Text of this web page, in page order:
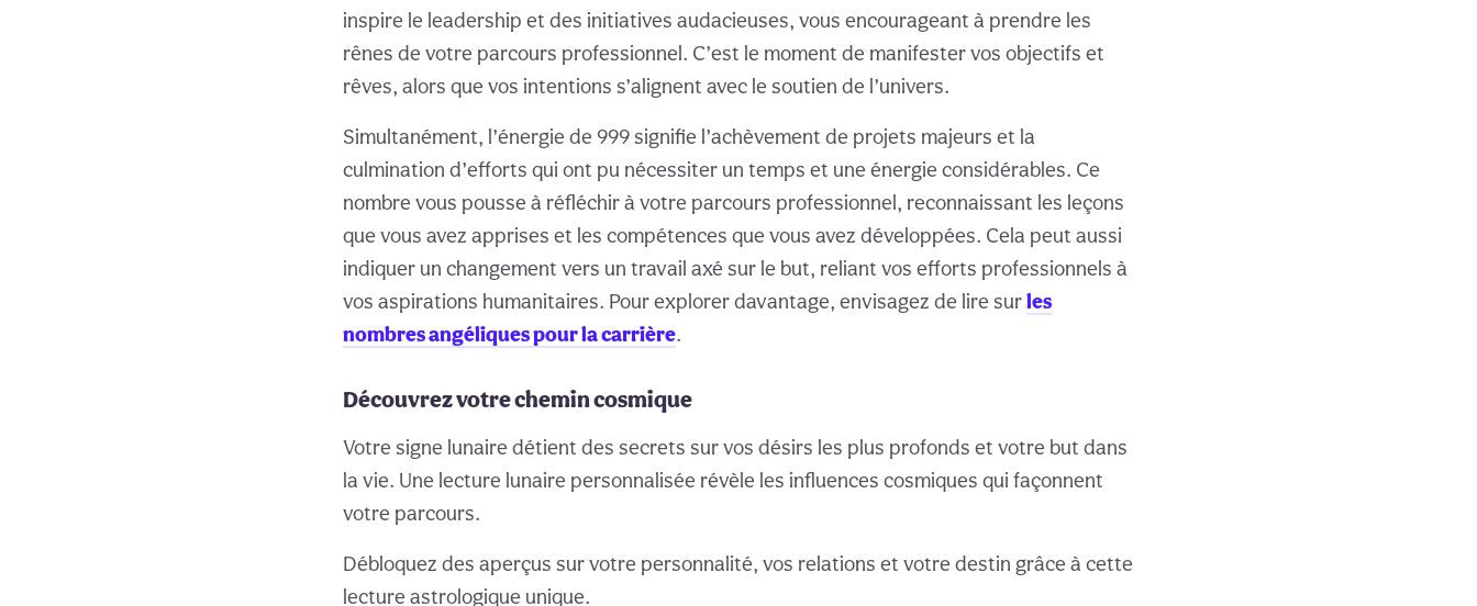
inspire le leadership et des initiatives audacieuses, vous encourageant à prendre les
rênes de votre parcours professionnel. C’est le moment de manifester vos objectifs et
rêves, alors que vos intentions s’alignent avec le soutien de l’univers.
Simultanément, l’énergie de 999 signifie l’achèvement de projets majeurs et la
culmination d’efforts qui ont pu nécessiter un temps et une énergie considérables. Ce
nombre vous pousse à réfléchir à votre parcours professionnel, reconnaissant les leçons
que vous avez apprises et les compétences que vous avez développées. Cela peut aussi
indiquer un changement vers un travail axé sur le but, reliant vos efforts professionnels à
vos aspirations humanitaires. Pour explorer davantage, envisagez de lire surles
nombres angéliques pour la carrière.
Découvrez votre chemin cosmique
Votre signe lunaire détient des secrets sur vos désirs les plus profonds et votre but dans
la vie. Une lecture lunaire personnalisée révèle les influences cosmiques qui façonnent
votre parcours.
Débloquez des aperçus sur votre personnalité, vos relations et votre destin grâce à cette
lecture astrologique unique.